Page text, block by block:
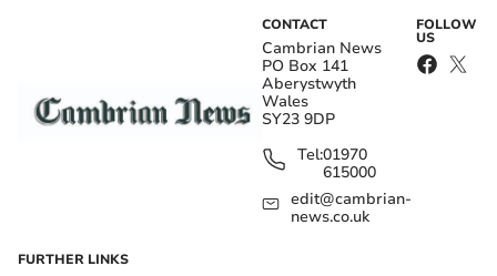
CONTACT
Cambrian News
PO Box 141
Aberystwyth
Wales
SY23 9DP
Tel:01970
615000
edit@cambrian-
news.co.uk
FOLLOW
US
FURTHER LINKS